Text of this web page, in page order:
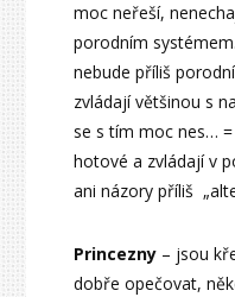
moc neřeší,
porodním
nebude příliš
zvládají většinou s
se s tím moc nes…
hotové a zvládají v
ani názory příliš
Princezny – jsou
dobře opečovat,